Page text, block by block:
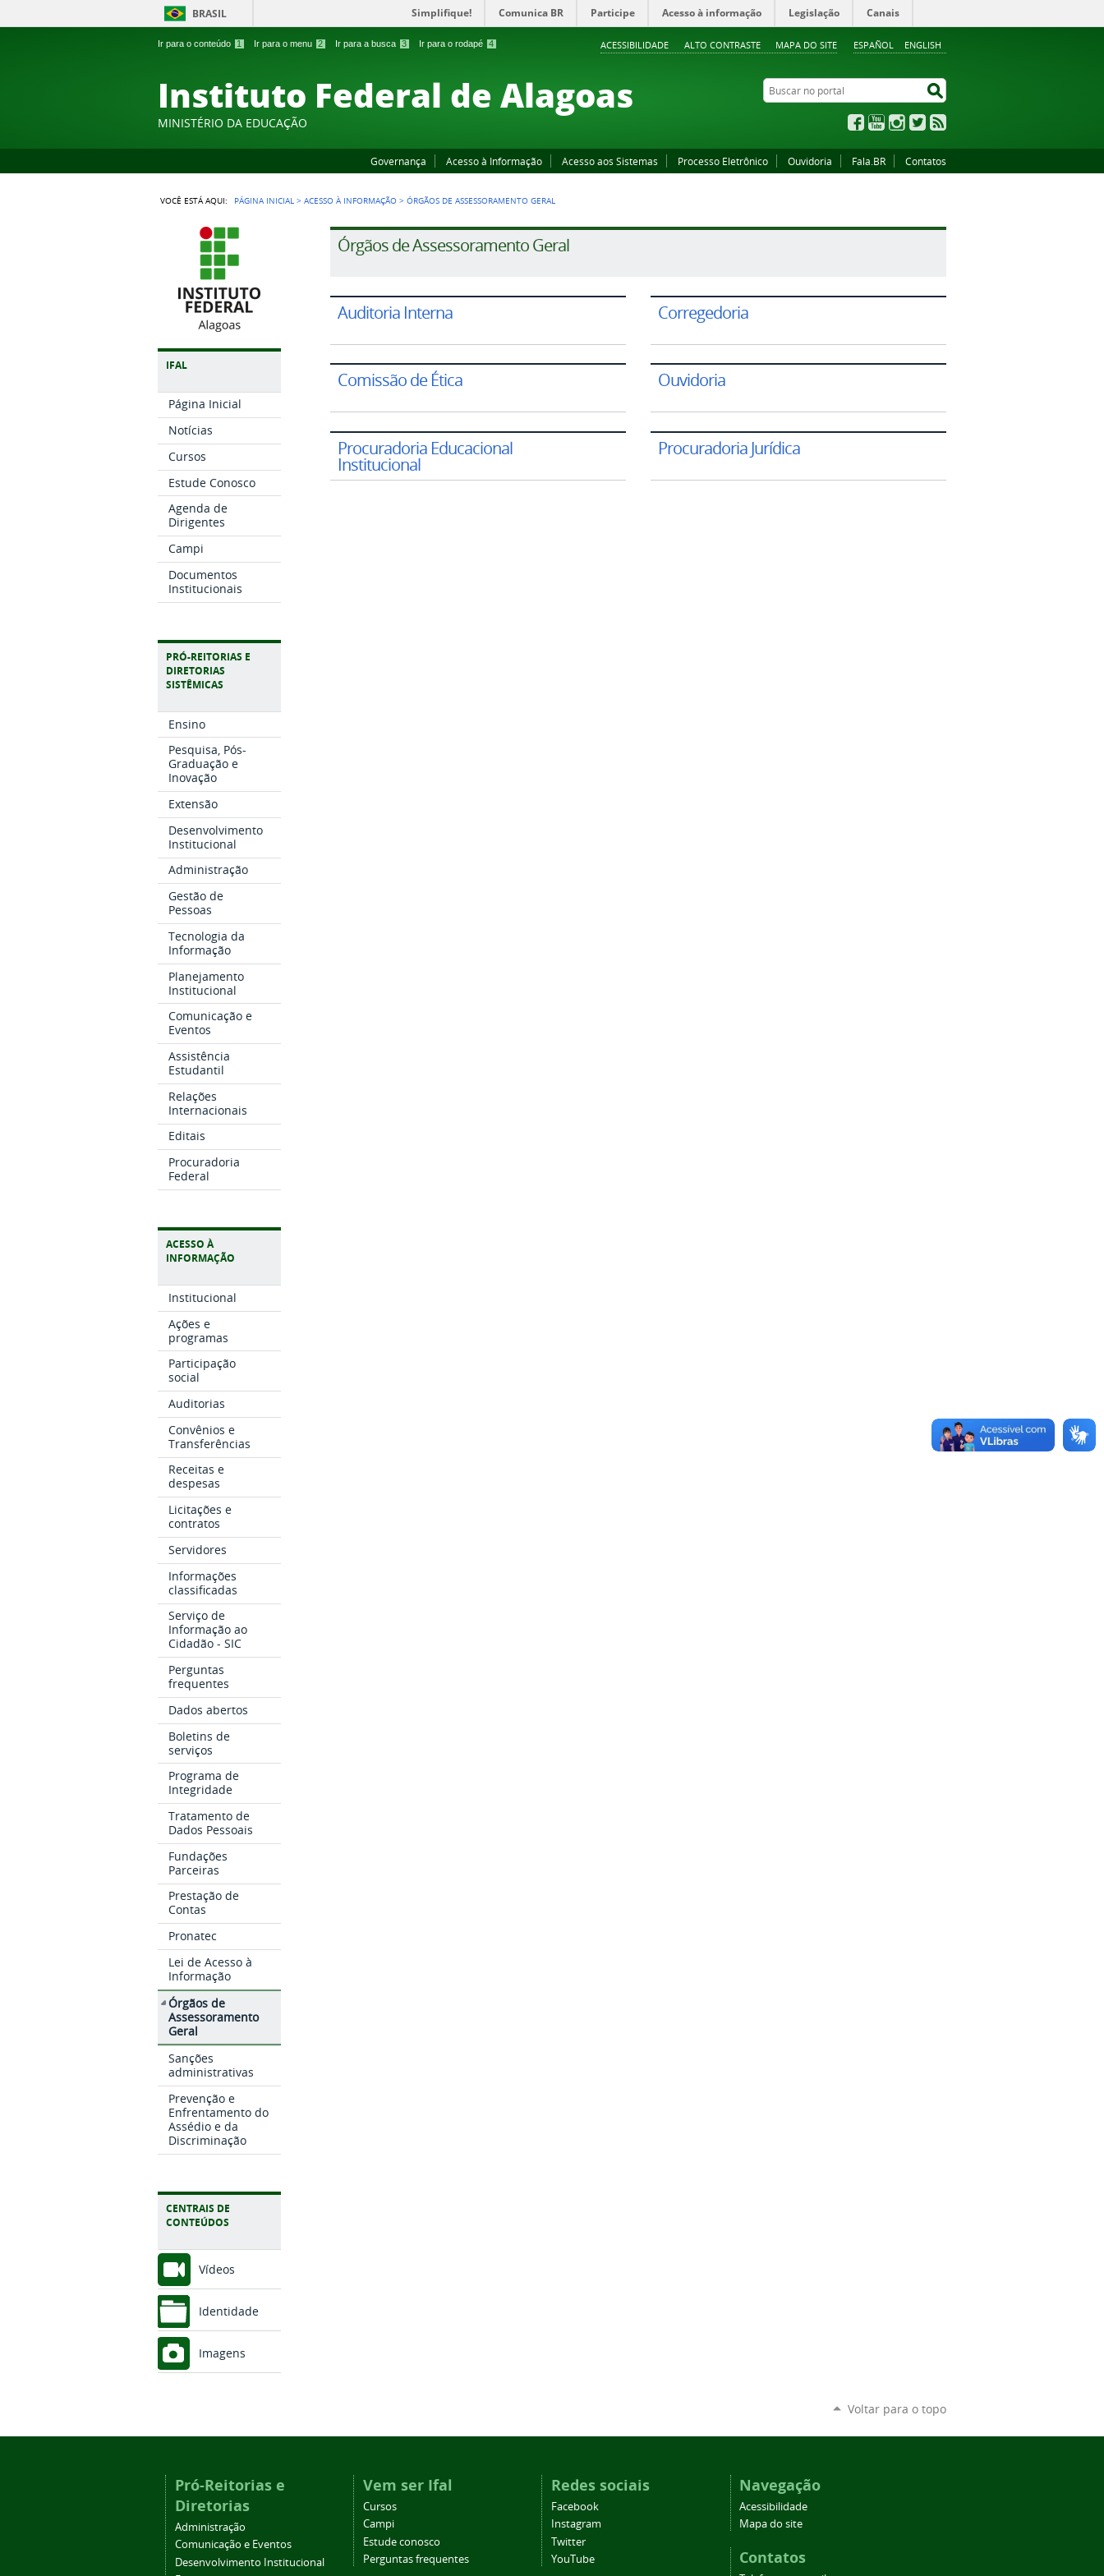
Ir para o conteúdo 1 Ir para o menu 2 Ir para a busca 3 Ir para o rodapé 4 ESPAÑOL ENGLISH
ACESSIBILIDADE ALTO CONTRASTE MAPA DO SITE
BRASIL Simplifique! Comunica BR Participe Acesso à informação Legislação Canais
Instituto Federal de Alagoas
MINISTÉRIO DA EDUCAÇÃO
Buscar no portal
FacebookYouTubeInstagram
Twitter
Governança Acesso à Informação Acesso aos Sistemas Processo Eletrônico Ouvidoria Fala.BR Contatos
VOCÊ ESTÁ AQUI: PÁGINA INICIAL >ACESSO À INFORMAÇÃO >ÓRGÃOS DE ASSESSORAMENTO GERAL
IFAL
Página Inicial
Notícias
Cursos
Estude Conosco
Agenda de
Dirigentes
Campi
Documentos
Institucionais
PRÓ-REITORIAS E
DIRETORIAS
SISTÊMICAS
Ensino
Pesquisa, Pós-
Graduação e
Inovação
Extensão
Desenvolvimento
Institucional
Administração
Gestão de
Pessoas
Tecnologia da
Informação
Planejamento
Institucional
Comunicação e
Eventos
Assistência
Estudantil
Relações
Internacionais
Editais
Procuradoria
Federal
ACESSO À
INFORMAÇÃO
Institucional
Ações e
programas
Participação
social
Auditorias
Convênios e
Transferências
Receitas e
despesas
Licitações e
contratos
Servidores
Informações
classificadas
Serviço de
Informação ao
Cidadão - SIC
Perguntas
frequentes
Dados abertos
Boletins de
serviços
Programa de
Integridade
Tratamento de
Dados Pessoais
Fundações
Parceiras
Prestação de
Contas
Pronatec
Lei de Acesso à
Informação
Órgãos de
Assessoramento
Geral
Sanções
administrativas
Prevenção e
Enfrentamento do
Assédio e da
Discriminação
CENTRAIS DE
CONTEÚDOS
Vídeos
Identidade
Imagens
Órgãos de Assessoramento Geral
Auditoria Interna Corregedoria
Comissão de Ética Ouvidoria
Procuradoria Educacional
Institucional
Procuradoria Jurídica
Voltar para o topo
Pró-Reitorias e
Diretorias
Administração
Comunicação e Eventos
Desenvolvimento Institucional
Vem ser Ifal
Cursos
Campi
Estude conosco
Perguntas frequentes
Redes sociais
Facebook
Instagram
Twitter
YouTube
Navegação
Acessibilidade
Mapa do site
Contatos